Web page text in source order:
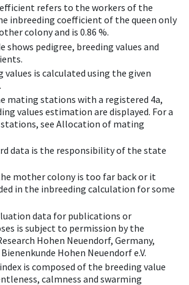
refers to the workers of the
inbreeding coefficient of the queen only
colony and is 0.86 %.
shows pedigree, breeding values and
is calculated using the given
mating stations with a registered 4a,
values estimation are displayed. For a
see Allocation of mating
data is the responsibility of the state
mother colony is too far back or it
in the inbreeding calculation for some
data for publications or
is subject to permission by the
Hohen Neuendorf, Germany,
Hohen Neuendorf e.V.
is composed of the breeding value
calmness and swarming